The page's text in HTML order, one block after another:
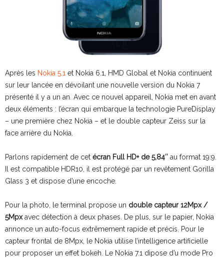
Après les Nokia 5.1 et Nokia 6.1, HMD Global et Nokia continuent
sur leur lancée en dévoilant une nouvelle version du Nokia 7
présenté il y a un an. Avec ce nouvel appareil, Nokia met en avant
deux éléments : l’écran qui embarque la technologie PureDisplay
– une première chez Nokia – et le double capteur Zeiss sur la
face arrière du Nokia.
Parlons rapidement de cet écran Full HD+ de 5,84″ au format 19:9.
Il est compatible HDR10, il est protégé par un revêtement Gorilla
Glass 3 et dispose d’une encoche.
Pour la photo, le terminal propose un double capteur 12Mpx /
5Mpxavec détection à deux phases. De plus, sur le papier, Nokia
annonce un auto-focus extrêmement rapide et précis. Pour le
capteur frontal de 8Mpx, le Nokia utilise l’intelligence artificielle
pour proposer un effet bokeh. Le Nokia 7.1 dipose d’u mode Pro